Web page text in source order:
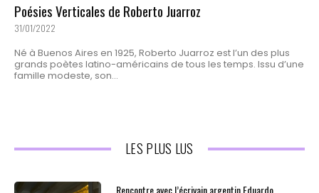
Poésies Verticales de Roberto Juarroz
31/01/2022
Né à Buenos Aires en 1925, Roberto Juarroz est l’un des plus
grands poètes latino-américains de tous les temps. Issu d’une
famille modeste, son...
LES PLUS LUS